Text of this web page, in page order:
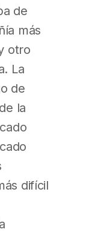
de
más
otro
La
de
la
difícil